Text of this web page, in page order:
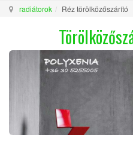
radiátorok Réz törölközőszárító